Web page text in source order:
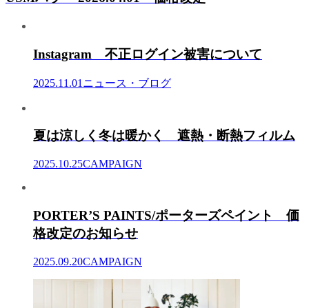
Instagram 不正ログイン被害について
2025.11.01 ニュース・ブログ
夏は涼しく冬は暖かく 遮熱・断熱フィルム
2025.10.25CAMPAIGN
PORTER’S PAINTS/ポーターズペイント 価
格改定のお知らせ
2025.09.20CAMPAIGN